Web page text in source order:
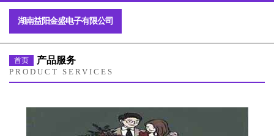
湖南益阳金盛电子有限公司
首页 产品服务
PRODUCT SERVICES